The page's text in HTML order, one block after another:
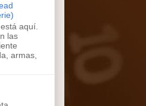
aquí.
las
armas,